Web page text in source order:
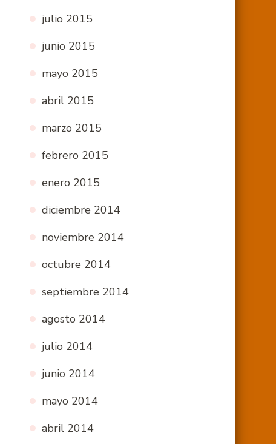
julio 2015
junio 2015
mayo 2015
abril 2015
marzo 2015
febrero 2015
enero 2015
diciembre 2014
noviembre 2014
octubre 2014
septiembre 2014
agosto 2014
julio 2014
junio 2014
mayo 2014
abril 2014